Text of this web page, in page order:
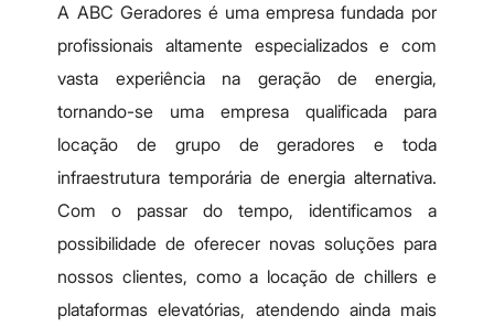
A ABC Geradores é uma empresa fundada por
profissionais altamente especializados e com
vasta experiência na geração de energia,
tornando-se uma empresa qualificada para
locação de grupo de geradores e toda
infraestrutura temporária de energia alternativa.
Com o passar do tempo, identificamos a
possibilidade de oferecer novas soluções para
nossos clientes, como a locação de chillers e
plataformas elevatórias, atendendo ainda mais